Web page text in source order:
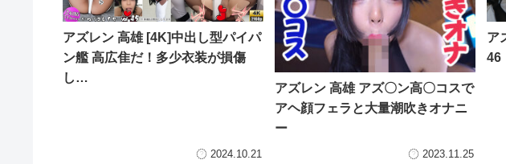
アズレン 高雄 [4K]中出し型パイパ
ン艦 高広隹だ！多少衣装が損傷
し…
2024.10.21
アズレン 高雄 アズ〇ン高〇コスで
アヘ顔フェラと大量潮吹きオナニ
ー
2023.11.25
ア
46